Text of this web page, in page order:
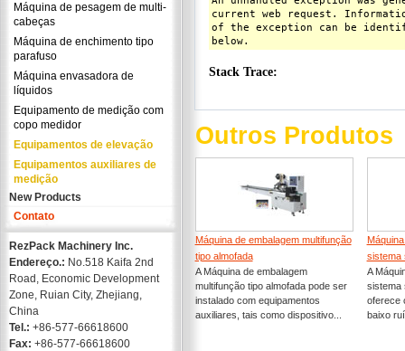
Máquina de pesagem de multi-
cabeças
Máquina de enchimento tipo
parafuso
Máquina envasadora de
líquidos
Equipamento de medição com
copo medidor
Equipamentos de elevação
Equipamentos auxiliares de
medição
New Products
Contato
RezPack Machinery Inc.
Endereço.: No.518 Kaifa 2nd
Road, Economic Development
Zone, Ruian City, Zhejiang,
China
Tel.: +86-577-66618600
Fax: +86-577-66618600
Outros Produtos
Máquina de embalagem multifunção
tipo almofada
A Máquina de embalagem
multifunção tipo almofada pode ser
instalado com equipamentos
auxiliares, tais como dispositivo...
sistema
A
sistema
oferece
baixo